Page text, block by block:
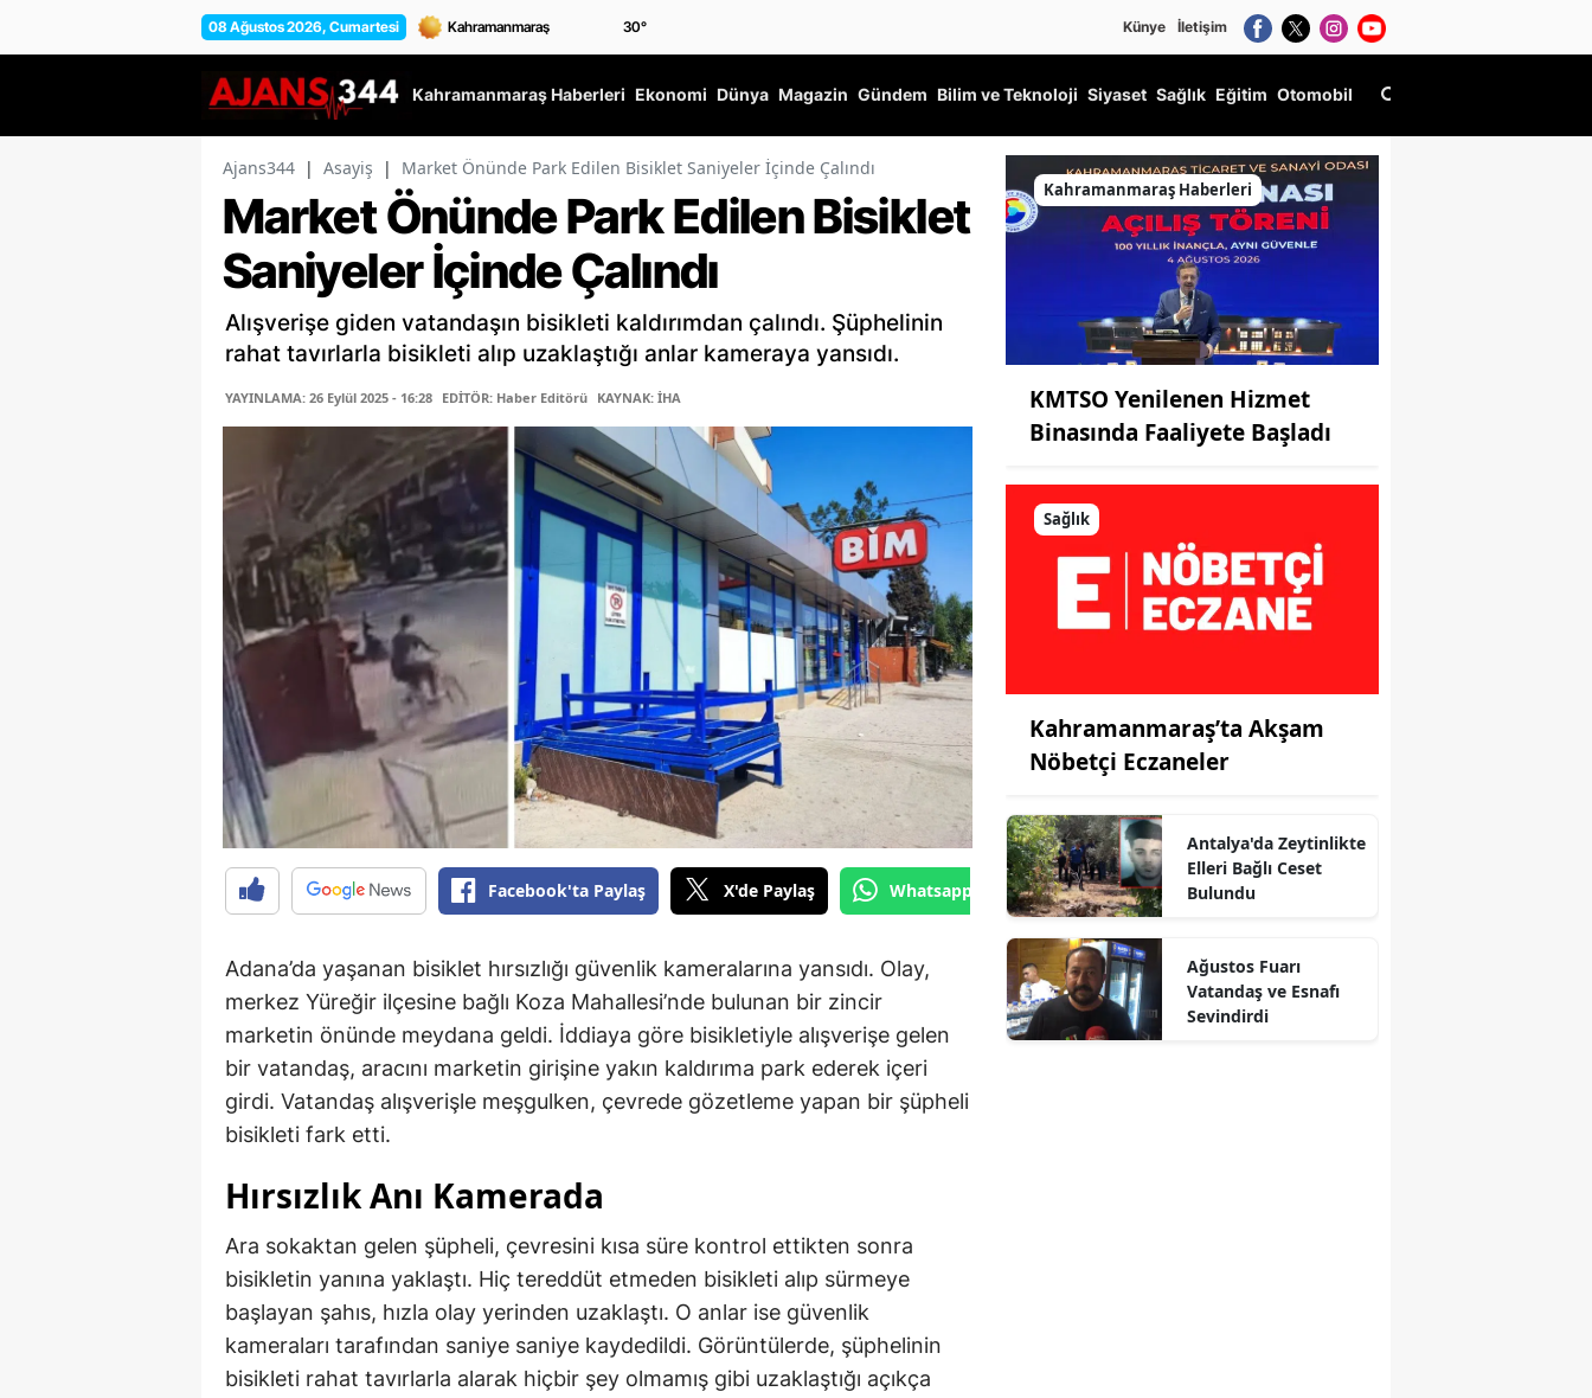
08 Ağustos 2026, Cumartesi 30° Künye İletişim
Kahramanmaraş Haberleri Ekonomi Dünya Magazin Gündem Bilim ve Teknoloji Siyaset Sağlık Eğitim Otomobil
Ajans344 | Asayiş | Market Önünde Park Edilen Bisiklet Saniyeler İçinde Çalındı
Market Önünde Park Edilen Bisiklet
Saniyeler İçinde Çalındı
Alışverişe giden vatandaşın bisikleti kaldırımdan çalındı. Şüphelinin
rahat tavırlarla bisikleti alıp uzaklaştığı anlar kameraya yansıdı.
YAYINLAMA: 26 Eylül 2025 - 16:28 EDİTÖR: Haber Editörü KAYNAK: İHA
Facebook'ta Paylaş X'de Paylaş Whatsapp'tan Gönder
Adana’da yaşanan bisiklet hırsızlığı güvenlik kameralarına yansıdı. Olay,
merkez Yüreğir ilçesine bağlı Koza Mahallesi’nde bulunan bir zincir
marketin önünde meydana geldi. İddiaya göre bisikletiyle alışverişe gelen
bir vatandaş, aracını marketin girişine yakın kaldırıma park ederek içeri
girdi. Vatandaş alışverişle meşgulken, çevrede gözetleme yapan bir şüpheli
bisikleti fark etti.
Hırsızlık Anı Kamerada
Ara sokaktan gelen şüpheli, çevresini kısa süre kontrol ettikten sonra
bisikletin yanına yaklaştı. Hiç tereddüt etmeden bisikleti alıp sürmeye
başlayan şahıs, hızla olay yerinden uzaklaştı. O anlar ise güvenlik
kameraları tarafından saniye saniye kaydedildi. Görüntülerde, şüphelinin
bisikleti rahat tavırlarla alarak hiçbir şey olmamış gibi uzaklaştığı açıkça
Kahramanmaraş Haberleri
KMTSO Yenilenen Hizmet
Binasında Faaliyete Başladı
Sağlık
Kahramanmaraş’ta Akşam
Nöbetçi Eczaneler
Antalya'da Zeytinlikte
Elleri Bağlı Ceset
Bulundu
Ağustos Fuarı
Vatandaş ve Esnafı
Sevindirdi